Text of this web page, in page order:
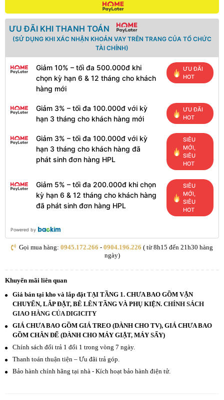
ƯU ĐÃI KHI THANH TOÁN
(SỬ DỤNG KHI XÁC NHẬN KHOẢN VAY TRÊN TRANG CỦA TỔ CHỨC
TÀI CHÍNH)
Giảm 10% – tối đa 500.000đ khi
chọn kỳ hạn 6 & 12 tháng cho khách
hàng mới
ƯU ĐÃI
HOT
Giảm 3% – tối đa 100.000đ với kỳ
hạn 3 tháng cho khách hàng mới
ƯU ĐÃI
HOT
Giảm 3% – tối đa 100.000đ với kỳ
hạn 3 tháng cho khách hàng đã
phát sinh đơn hàng HPL
SIÊU
MỚI,
SIÊU
HOT
Giảm 5% – tối đa 200.000đ khi chọn
kỳ hạn 6 & 12 tháng cho khách hàng
đã phát sinh đơn hàng HPL
SIÊU
MỚI,
SIÊU
HOT
Powered by
Gọi mua hàng: 0945.172.266 - 0904.196.226 ( từ 8h15 đến 21h30 hàng
ngày)
Khuyến mãi liên quan
Giá bán tại kho và lắp đặt TẠI TẦNG 1. CHƯA BAO GỒM VẬN
CHUYỂN, LẮP ĐẶT, BÊ LÊN TẦNG VÀ PHỤ KIỆN. CHÍNH SÁCH
GIAO HÀNG CỦA DIGICITY
GIÁ CHƯA BAO GỒM GIÁ TREO (DÀNH CHO TV), GIÁ CHƯA BAO
GỒM CHÂN ĐẾ (DÀNH CHO MÁY GIẶT, MÁY SẤY)
Chính sách đổi trả 1 đổi 1 trong vòng 7 ngày.
Thanh toán thuận tiện – Ưu đãi trả góp.
Bảo hành chính hãng tại nhà - Kích hoạt bảo hành điện tử.